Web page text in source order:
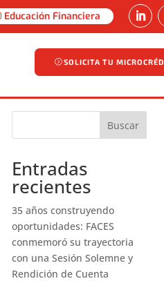
Educación Financiera
SOLICITA TU
SOLICITA TU
Buscar
Entradas
recientes
35 años construyendo
oportunidades: FACES
conmemoró su trayectoria
con una Sesión Solemne y
Rendición de Cuenta